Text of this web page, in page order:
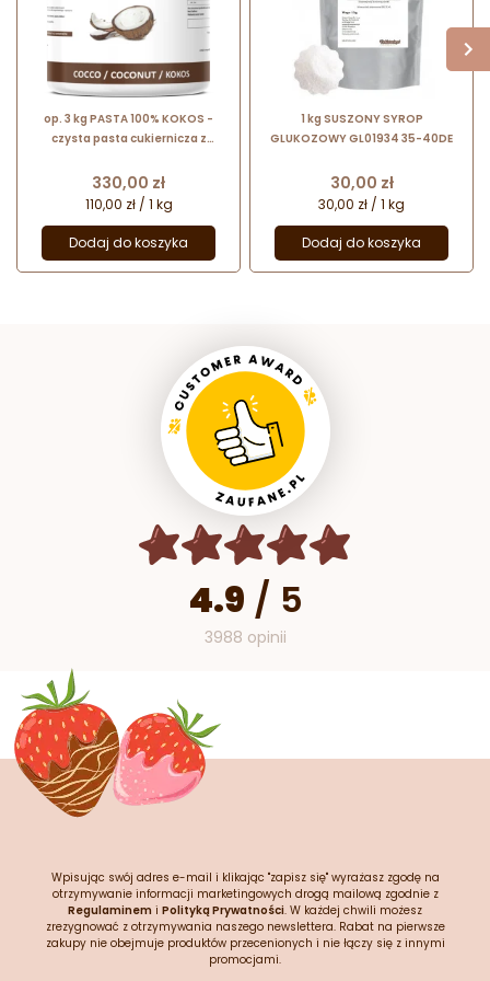
op. 3 kg PASTA 100% KOKOS -
czysta pasta cukiernicza z
kat. 220006 Sempre Ingredients
Cena
330,00 zł
110,00 zł / 1 kg
Dodaj do koszyka
1 kg SUSZONY SYROP
GLUKOZOWY GL01934 35-40DE
Cena
30,00 zł
30,00 zł / 1 kg
Dodaj do koszyka
4.9 / 5
3988 opinii
Wpisując swój adres e-mail i klikając "zapisz się" wyrażasz zgodę na
otrzymywanie informacji marketingowych drogą mailową zgodnie z
Regulaminem i Polityką Prywatności. W każdej chwili możesz
zrezygnować z otrzymywania naszego newslettera. Rabat na pierwsze
zakupy nie obejmuje produktów przecenionych i nie łączy się z innymi
promocjami.